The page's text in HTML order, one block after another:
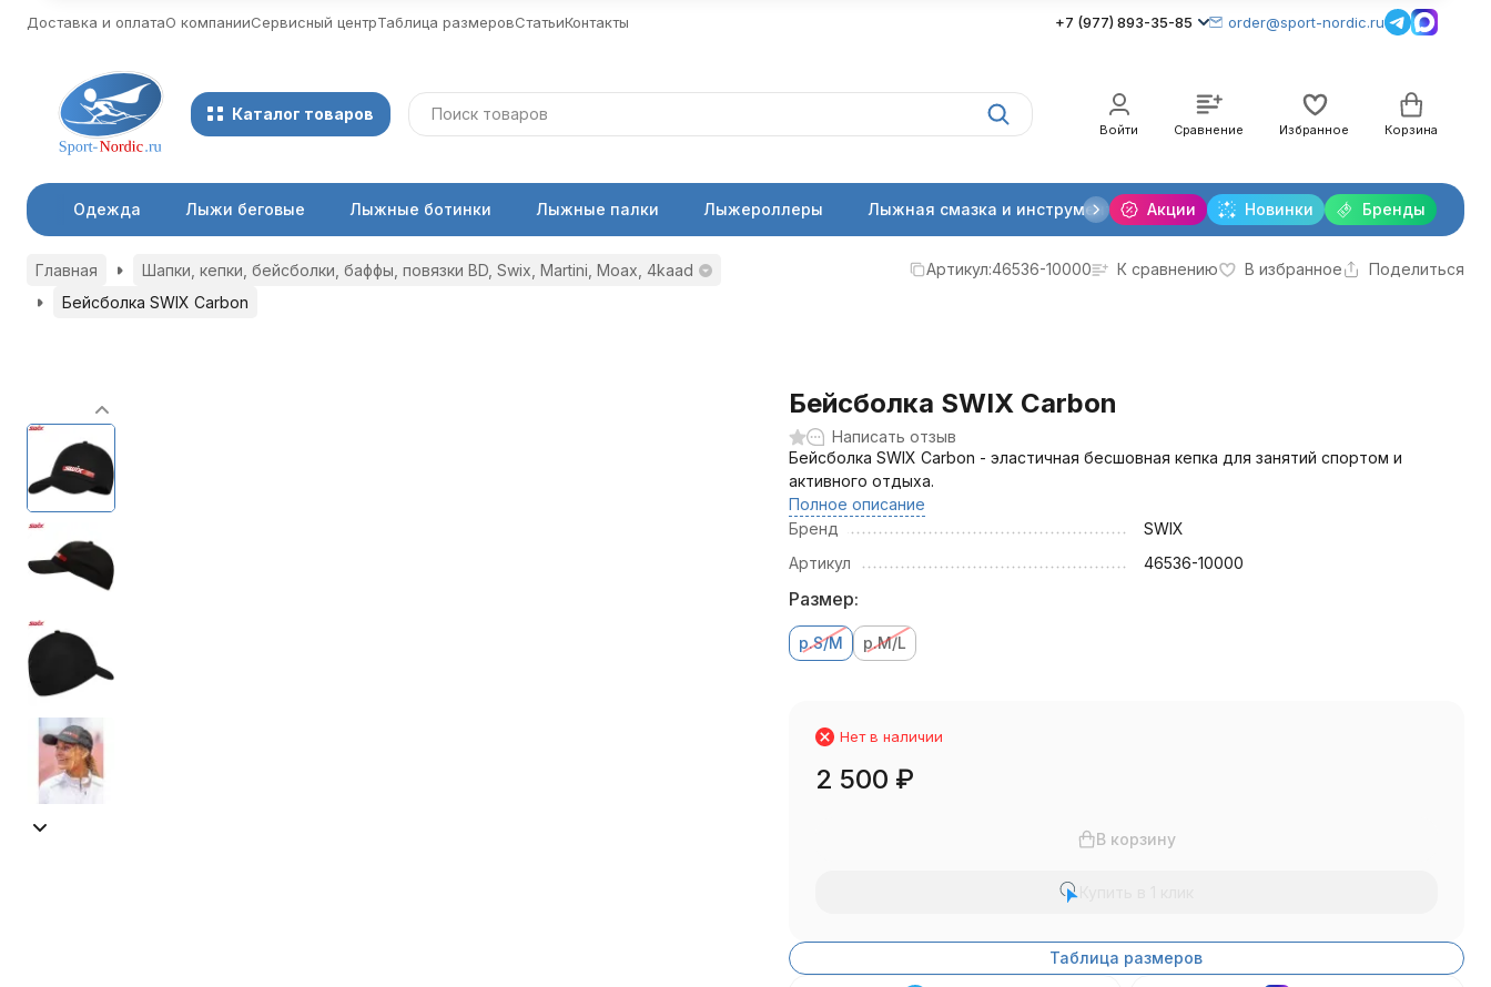
Доставка и оплатаО компанииСервисный центрТаблица размеровСтатьиКонтакты +7 (977) 893-35-85 order@sport-nordic.ru
Каталог товаров
Войти Сравнение Избранное Корзина
Акции Новинки Бренды
Одежда Лыжи беговые Лыжные ботинки Лыжные палки Лыжероллеры Лыжная смазка и инструменты Крепления лыжные Очки и линзы
Главная
Шапки, кепки, бейсболки, баффы, повязки BD, Swix, Martini, Moax, 4kaad
Бейсболка SWIX Carbon
Артикул:46536-10000 К сравнению В избранное Поделиться
Бейсболка SWIX Carbon
Написать отзыв
Бейсболка SWIX Carbon - эластичная бесшовная кепка для занятий спортом и
активного отдыха.
Полное описание
Бренд
SWIX
Артикул
46536-10000
Размер:
р.S/M р.M/L
Нет в наличии
2 500 ₽
В корзину
Таблица размеров